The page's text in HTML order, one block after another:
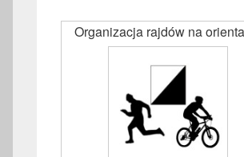
Organizacja rajdów na